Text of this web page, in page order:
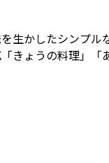
生かしたシンプル
きょうの料理」「